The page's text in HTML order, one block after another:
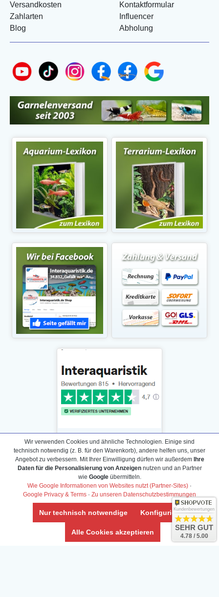
Versandkosten
Zahlarten
Blog
Kontaktformular
Influencer
Abholung
Daten­schutz­erklärung
Widerrufs­recht /Widerrufs­formular
AGB & Info
Impressum
Umwelt und Entsorgung
Vertrag widerrufen
Wir verwenden Cookies und ähnliche Technologien. Einige sind
technisch notwendig (z. B. für den Warenkorb), andere helfen uns, unser
Angebot zu verbessern. Mit Ihrer Einwilligung dürfen wir außerdem Ihre
Daten für die Personalisierung von Anzeigennutzen und an Partner
wie Googleübermitteln.
Wie Google Informationen von Websites nutzt (Partner-Sites) ·
Google Privacy & Terms · Zu unseren Datenschutzbestimmungen
Nur technisch notwendige Konfigurieren
Alle Cookies akzeptieren
Kundenbewertungen
SEHR GUT
4.78 / 5.00